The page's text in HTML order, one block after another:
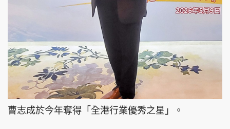
曹志成於今年奪得「全港行業優秀之星」。